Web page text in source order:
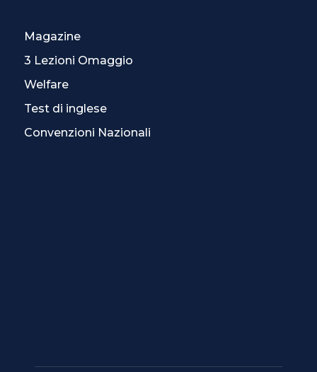
Magazine
3 Lezioni Omaggio
Welfare
Test di inglese
Convenzioni Nazionali